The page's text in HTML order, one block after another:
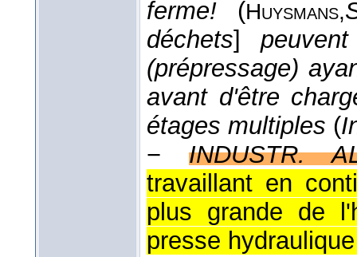
ferme! (Huysmans,
déchets]
(prépressage)
avant d'être
étages multiples (
− INDUSTR.
travaillant en
plus grande de
presse